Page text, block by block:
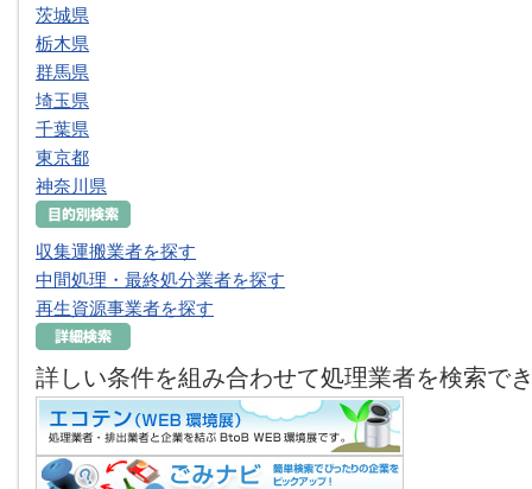
茨城県
栃木県
群馬県
埼玉県
千葉県
東京都
神奈川県
収集運搬業者を探す
中間処理・最終処分業者を探す
再生資源事業者を探す
詳しい条件を組み合わせて処理業者を検索で